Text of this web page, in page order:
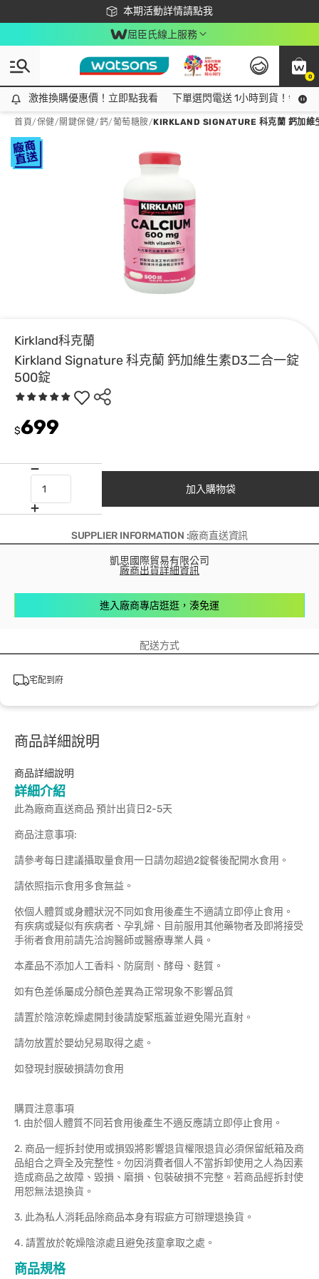
本期活動詳情請點我
下載app最高回饋$350
屈臣氏線上服務
0
激推換購優惠價！立即點我看
激推換購優惠價！立即點我看 下單選閃電送 1小時到貨！領神
首頁/保健/ 關鍵保健/鈣/葡萄糖胺/KIRKLAND SIGNATURE 科克蘭 鈣加
Kirkland科克蘭
Kirkland Signature 科克蘭 鈣加維生素D3二合一錠
500錠
$699
加入購物袋
SUPPLIER INFORMATION :廠商直送資訊
凱思國際貿易有限公司
廠商出貨詳細資訊
進入廠商專店逛逛，湊免運
配送方式
宅配到府
商品詳細說明
商品詳細說明
詳細介紹
此為廠商直送商品 預計出貨日2-5天
商品注意事項:
請參考每日建議攝取量食用一日請勿超過2錠餐後配開水食用。
請依照指示食用多食無益。
依個人體質或身體狀況不同如食用後產生不適請立即停止食用。
有疾病或疑似有疾病者、孕乳婦、目前服用其他藥物者及即將接受
手術者食用前請先洽詢醫師或醫療專業人員。
本產品不添加人工香料、防腐劑、酵母、麩質。
如有色差係屬成分顏色差異為正常現象不影響品質
請置於陰涼乾燥處開封後請旋緊瓶蓋並避免陽光直射。
請勿放置於嬰幼兒易取得之處。
如發現封膜破損請勿食用
購買注意事項
1. 由於個人體質不同若食用後產生不適反應請立即停止食用。
2. 商品一經拆封使用或損毀將影響退貨權限退貨必須保留紙箱及商
品組合之齊全及完整性。勿因消費者個人不當拆卸使用之人為因素
造成商品之故障、毀損、磨損、包裝破損不完整。若商品經拆封使
用恕無法退換貨。
3. 此為私人消耗品除商品本身有瑕疵方可辦理退換貨。
4. 請置放於乾燥陰涼處且避免孩童拿取之處。
商品規格